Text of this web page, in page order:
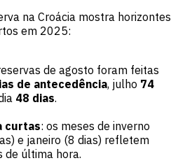
na Croácia mostra horizontes
em 2025:
de agosto foram feitas
de antecedência, julho 74
48 dias.
curtas: os meses de inverno
e janeiro (8 dias) refletem
de última hora.